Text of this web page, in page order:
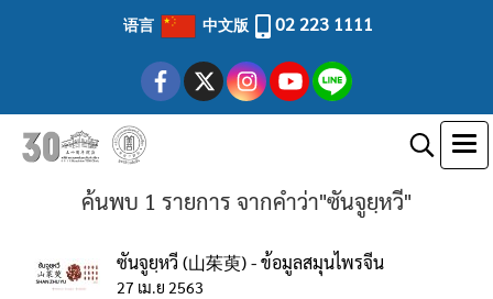
语言 中文版 02 223 1111
ค้นพบ 1 รายการ จากคำว่า"ซันจูยฺหวี"
ซันจูยฺหวี (山茱萸) - ข้อมูลสมุนไพรจีน
27 เม.ย 2563